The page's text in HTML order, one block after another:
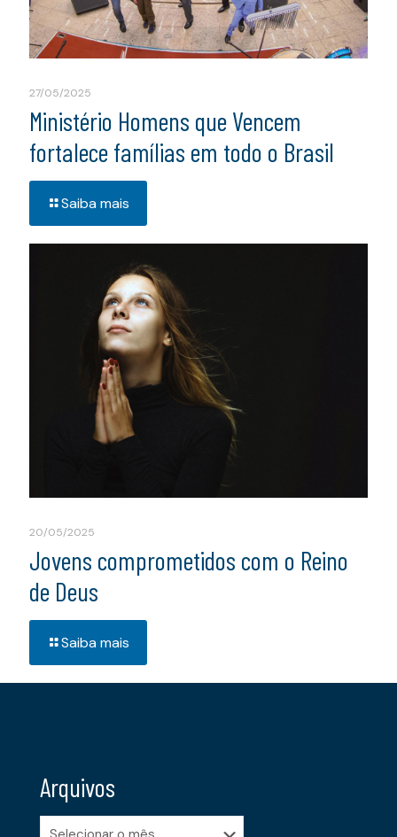
27/05/2025
Ministério Homens que Vencem
fortalece famílias em todo o Brasil
Saiba mais
20/05/2025
Jovens comprometidos com o Reino
de Deus
Saiba mais
Arquivos
Arquivos